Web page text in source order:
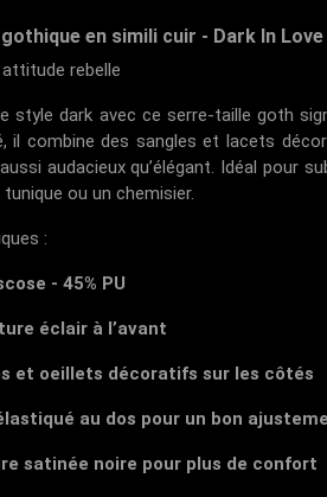
en simili cuir - Dark In Love
rebelle
style dark avec ce serre-taille goth
il combine des sangles et lacets
audacieux qu’élégant. Idéal pour
ou un chemisier.
:
- 45% PU
éclair à l’avant
et oeillets décoratifs sur les côtés
au dos pour un bon
satinée noire pour plus de confort